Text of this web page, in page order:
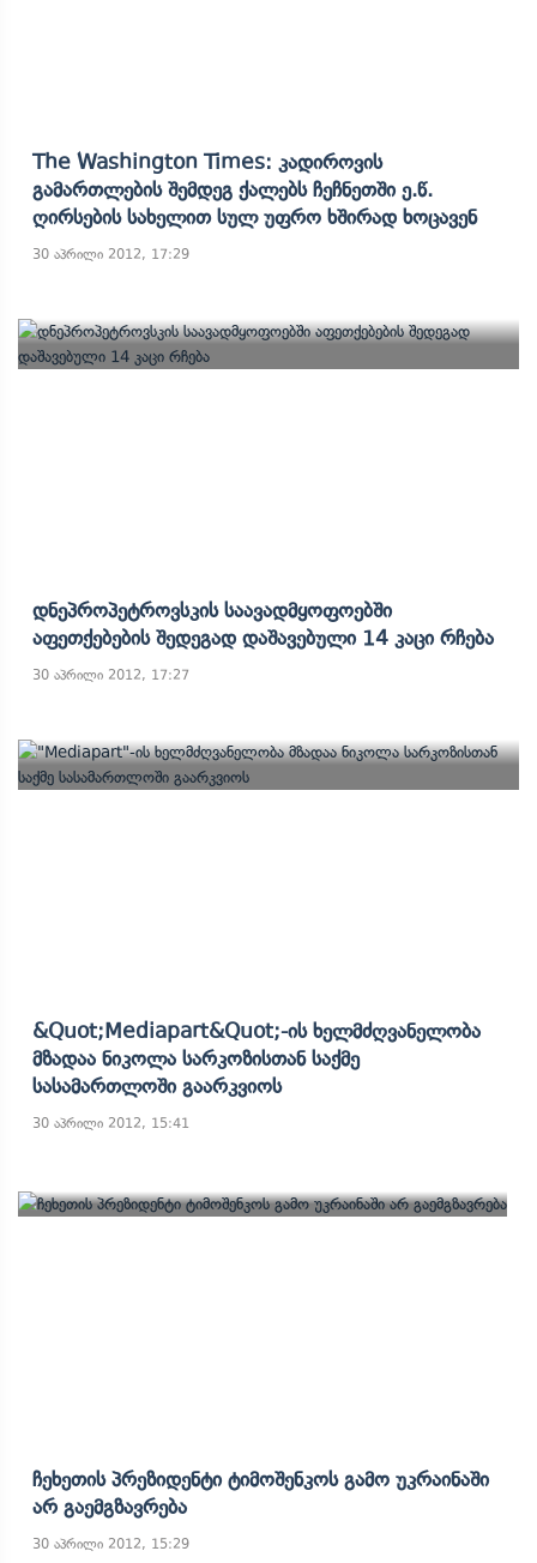
The Washington Times: Კადიროვის
Გამართლების Შემდეგ Ქალებს Ჩეჩნეთში Ე.წ.
Ღირსების Სახელით Სულ Უფრო Ხშირად Ხოცავენ
30 აპრილი 2012, 17:29
Დნეპროპეტროვსკის Საავადმყოფოებში
Აფეთქებების Შედეგად Დაშავებული 14 Კაცი Რჩება
30 აპრილი 2012, 17:27
&quot;Mediapart&quot;-Ის Ხელმძღვანელობა
Მზადაა Ნიკოლა Სარკოზისთან Საქმე
Სასამართლოში Გაარკვიოს
30 აპრილი 2012, 15:41
Ჩეხეთის Პრეზიდენტი Ტიმოშენკოს Გამო Უკრაინაში
Არ Გაემგზავრება
30 აპრილი 2012, 15:29